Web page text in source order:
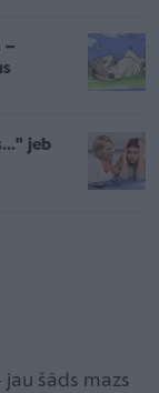
–
jeb
šāds mazs